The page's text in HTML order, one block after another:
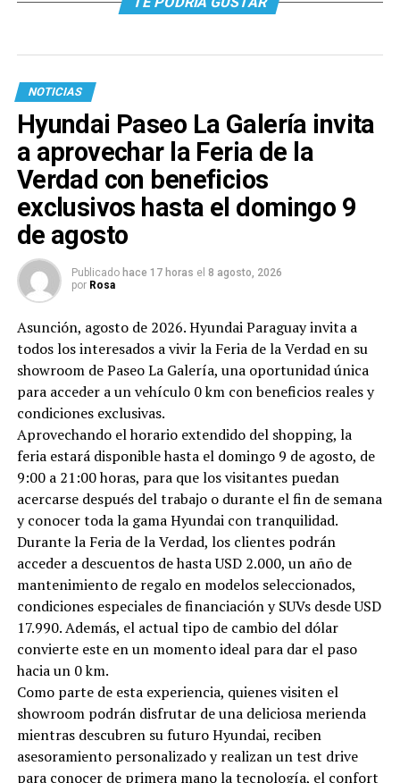
NOTICIAS
Hyundai Paseo La Galería invita
a aprovechar la Feria de la
Verdad con beneficios
exclusivos hasta el domingo 9
de agosto
Publicado hace 17 horas el 8 agosto, 2026
por Rosa
Asunción, agosto de 2026. Hyundai Paraguay invita a
todos los interesados a vivir la Feria de la Verdad en su
showroom de Paseo La Galería, una oportunidad única
para acceder a un vehículo 0 km con beneficios reales y
condiciones exclusivas.
Aprovechando el horario extendido del shopping, la
feria estará disponible hasta el domingo 9 de agosto, de
9:00 a 21:00 horas, para que los visitantes puedan
acercarse después del trabajo o durante el fin de semana
y conocer toda la gama Hyundai con tranquilidad.
Durante la Feria de la Verdad, los clientes podrán
acceder a descuentos de hasta USD 2.000, un año de
mantenimiento de regalo en modelos seleccionados,
condiciones especiales de financiación y SUVs desde USD
17.990. Además, el actual tipo de cambio del dólar
convierte este en un momento ideal para dar el paso
hacia un 0 km.
Como parte de esta experiencia, quienes visiten el
showroom podrán disfrutar de una deliciosa merienda
mientras descubren su futuro Hyundai, reciben
asesoramiento personalizado y realizan un test drive
para conocer de primera mano la tecnología, el confort